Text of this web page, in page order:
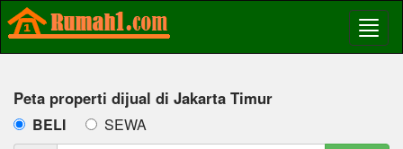
Peta properti dijual di Jakarta Timur
BELI SEWA